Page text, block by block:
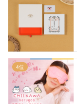
4位